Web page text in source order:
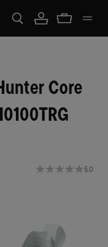
Core
5.0